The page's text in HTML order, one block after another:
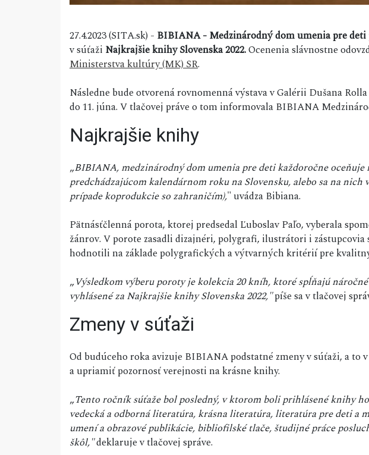
27.4.2023 (SITA.sk) - BIBIANA - Medzinárodný dom umenia pre deti
v súťaži Najkrajšie knihy Slovenska 2022.Ocenenia slávnostne
Ministerstva kultúry (MK) SR.
Následne bude otvorená rovnomenná výstava v Galérii Dušana
do 11. júna. V tlačovej práve o tom informovala BIBIANA
Najkrajšie knihy
„BIBIANA, medzinárodný dom umenia pre deti každoročne
predchádzajúcom kalendárnom roku na Slovensku, alebo sa na
prípade koprodukcie so zahraničím)," uvádza Bibiana.
Pätnásťčlenná porota, ktorej predsedal Ľuboslav Paľo, vyberala
žánrov. V porote zasadli dizajnéri, polygrafi, ilustrátori i
hodnotili na základe polygrafických a výtvarných kritérií pre
„Výsledkom výberu poroty je kolekcia 20 kníh, ktoré spĺňajú
vyhlásené za Najkrajšie knihy Slovenska 2022,"píše sa v tlačovej
Zmeny v súťaži
Od budúceho roka avizuje BIBIANA podstatné zmeny v súťaži, a to
a upriamiť pozornosť verejnosti na krásne knihy.
„Tento ročník súťaže bol posledný, v ktorom boli prihlásené knihy
vedecká a odborná literatúra, krásna literatúra, literatúra pre deti a
umení a obrazové publikácie, bibliofilské tlače, študijné práce
škôl,"deklaruje v tlačovej správe.